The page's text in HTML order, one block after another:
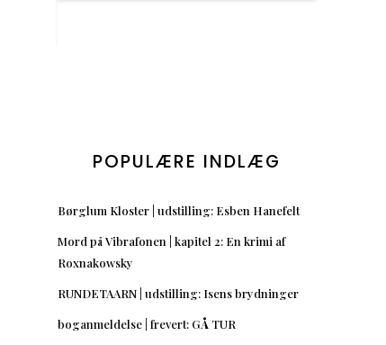
POPULÆRE INDLÆG
Børglum Kloster | udstilling: Esben Hanefelt
Mord på Vibrafonen | kapitel 2: En krimi af
Roxnakowsky
RUNDETAARN | udstilling: Isens brydninger
boganmeldelse | frevert: GÅ TUR